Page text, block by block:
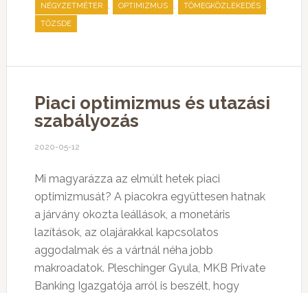
NÉGYZETMÉTER , OPTIMIZMUS , TÖMEGKÖZLEKEDÉS ,
TŐZSDE
Piaci optimizmus és utazási
szabályozás
2020-05-12
Mi magyarázza az elmúlt hetek piaci
optimizmusát? A piacokra együttesen hatnak
a járvány okozta leállások, a monetáris
lazítások, az olajárakkal kapcsolatos
aggodalmak és a vártnál néha jobb
makroadatok. Pleschinger Gyula, MKB Private
Banking Igazgatója arról is beszélt, hogy